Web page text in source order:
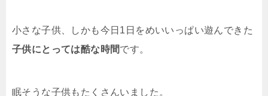
小さな子供、しかも今日1日をめいいっぱい遊んできた
子供にとっては酷な時間です。
眠そうな子供もたくさんいました。